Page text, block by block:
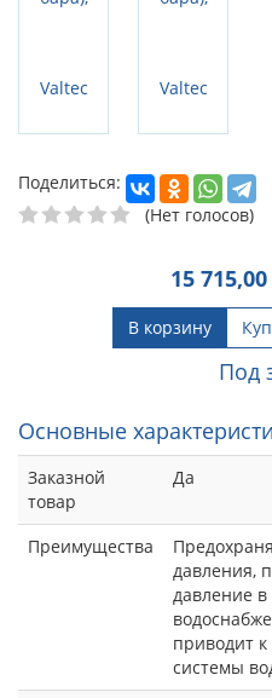
Поделиться:
(Нет голосов)
15 715,00
В корзину
Под
Основные
Заказной
товар
Да
Преимущества
давления,
давление в
приводит
системы